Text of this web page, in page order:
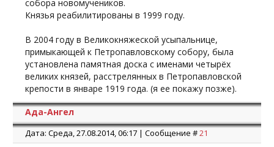
собора новомучеников.
Князья реабилитированы в 1999 году.
В 2004 году в Великокняжеской усыпальнице,
примыкающей к Петропавловскому собору, была
установлена памятная доска с именами четырёх
великих князей, расстрелянных в Петропавловской
крепости в январе 1919 года. (я ее покажу позже).
Ада-Ангел
Дата: Среда, 27.08.2014, 06:17 | Сообщение #21